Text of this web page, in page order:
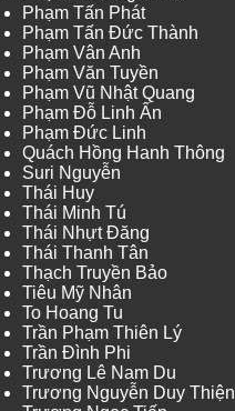
Phạm Tấn Phát
Phạm Tấn Đức Thành
Phạm Vân Anh
Phạm Văn Tuyền
Phạm Vũ Nhật Quang
Phạm Đỗ Linh Ấn
Phạm Đức Linh
Quách Hồng Hanh Thông
Suri Nguyễn
Thái Huy
Thái Minh Tú
Thái Nhựt Đăng
Thái Thanh Tân
Thạch Truyền Bảo
Tiêu Mỹ Nhân
To Hoang Tu
Trần Phạm Thiên Lý
Trần Đình Phi
Trương Lê Nam Du
Trương Nguyễn Duy Thiện